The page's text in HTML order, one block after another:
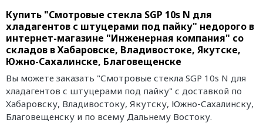
Купить "Смотровые стекла SGP 10s N для
хладагентов с штуцерами под пайку" недорого в
интернет-магазине "Инженерная компания" со
складов в Хабаровске, Владивостоке, Якутске,
Южно-Сахалинске, Благовещенске
Вы можете заказать "Смотровые стекла SGP 10s N для
хладагентов с штуцерами под пайку" с доставкой по
Хабаровску, Владивостоку, Якутску, Южно-Сахалинску,
Благовещенску и по всему Дальнему Востоку.